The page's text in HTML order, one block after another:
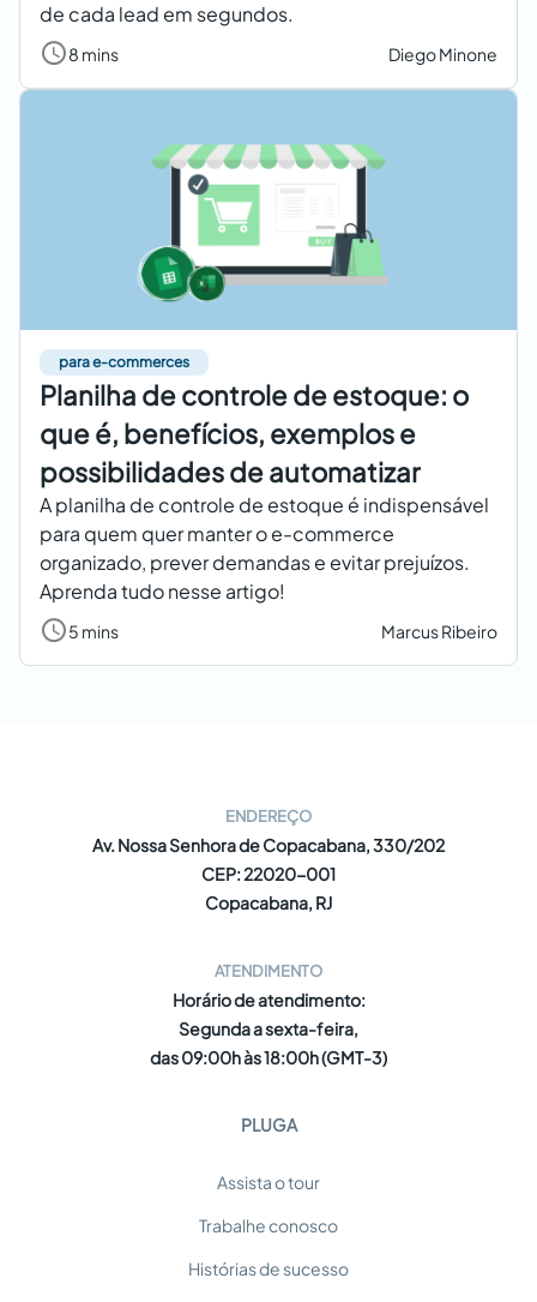
de cada lead em segundos.
8 mins Diego Minone
para e-commerces
Planilha de controle de estoque: o
que é, benefícios, exemplos e
possibilidades de automatizar
A planilha de controle de estoque é indispensável
para quem quer manter o e-commerce
organizado, prever demandas e evitar prejuízos.
Aprenda tudo nesse artigo!
5 mins Marcus Ribeiro
ENDEREÇO
Av. Nossa Senhora de Copacabana, 330/202
CEP: 22020-001
Copacabana, RJ
ATENDIMENTO
Horário de atendimento:
Segunda a sexta-feira,
das 09:00h às 18:00h (GMT-3)
PLUGA
Assista o tour
Trabalhe conosco
Histórias de sucesso